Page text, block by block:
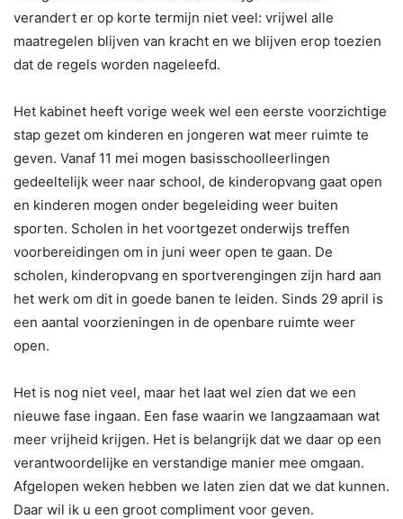
verandert er op korte termijn niet veel: vrijwel alle
maatregelen blijven van kracht en we blijven erop toezien
dat de regels worden nageleefd.
Het kabinet heeft vorige week wel een eerste voorzichtige
stap gezet om kinderen en jongeren wat meer ruimte te
geven. Vanaf 11 mei mogen basisschoolleerlingen
gedeeltelijk weer naar school, de kinderopvang gaat open
en kinderen mogen onder begeleiding weer buiten
sporten. Scholen in het voortgezet onderwijs treffen
voorbereidingen om in juni weer open te gaan. De
scholen, kinderopvang en sportverengingen zijn hard aan
het werk om dit in goede banen te leiden. Sinds 29 april is
een aantal voorzieningen in de openbare ruimte weer
open.
Het is nog niet veel, maar het laat wel zien dat we een
nieuwe fase ingaan. Een fase waarin we langzaamaan wat
meer vrijheid krijgen. Het is belangrijk dat we daar op een
verantwoordelijke en verstandige manier mee omgaan.
Afgelopen weken hebben we laten zien dat we dat kunnen.
Daar wil ik u een groot compliment voor geven.